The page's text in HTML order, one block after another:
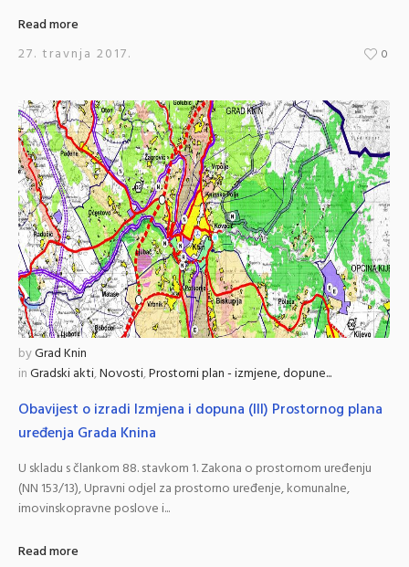
Read more
27. travnja 2017.
0
byGrad Knin
inGradski akti,Novosti,Prostorni plan - izmjene, dopune...
Obavijest o izradi Izmjena i dopuna (III) Prostornog plana
uređenja Grada Knina
U skladu s člankom 88. stavkom 1. Zakona o prostornom uređenju
(NN 153/13), Upravni odjel za prostorno uređenje, komunalne,
imovinskopravne poslove i...
Read more